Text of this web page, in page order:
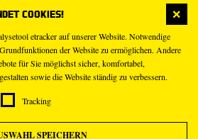
Cookies!
etracker auf unserer Website. Notwendige
der Website zu ermöglichen. Andere
für Sie möglichst sicher, komfortabel,
sowie die Website ständig zu verbessern.
Tracking
SPEICHERN